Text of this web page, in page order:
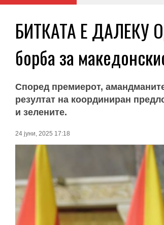
БИТКАТА Е ДАЛЕКУ
борба за
Според премиерот,
резултат на координиран
и зелените.
24 јуни, 2025 17:18